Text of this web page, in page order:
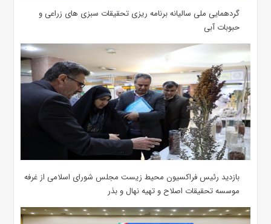
گردهمایی ملی سالیانه برنامه ریزی تحقیقات سبزی های زراعی و
حبوبات آبی
بازدید رئیس فراکسیون محیط زیست مجلس شورای اسلامی از غرفه
موسسه تحقیقات اصلاح و تهیه نهال و بذر